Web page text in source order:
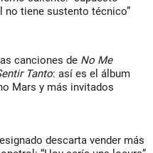
no tiene sustento técnico”
canciones de No Me
Tanto: así es el álbum
Mars y más invitados
descarta vender más